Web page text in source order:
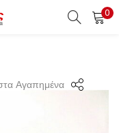
0
Αγαπημένα